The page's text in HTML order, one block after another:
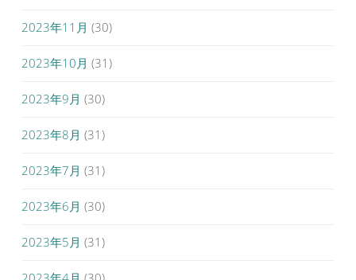
2023年11月 (30)
2023年10月 (31)
2023年9月 (30)
2023年8月 (31)
2023年7月 (31)
2023年6月 (30)
2023年5月 (31)